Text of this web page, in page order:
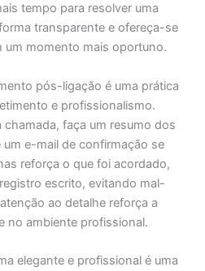
tempo para resolver uma
transparente e ofereça-se
um momento mais oportuno.
pós-ligação é uma prática
e profissionalismo.
faça um resumo dos
e-mail de confirmação se
reforça o que foi acordado,
escrito, evitando mal-
ao detalhe reforça a
no ambiente profissional.
elegante e profissional é uma